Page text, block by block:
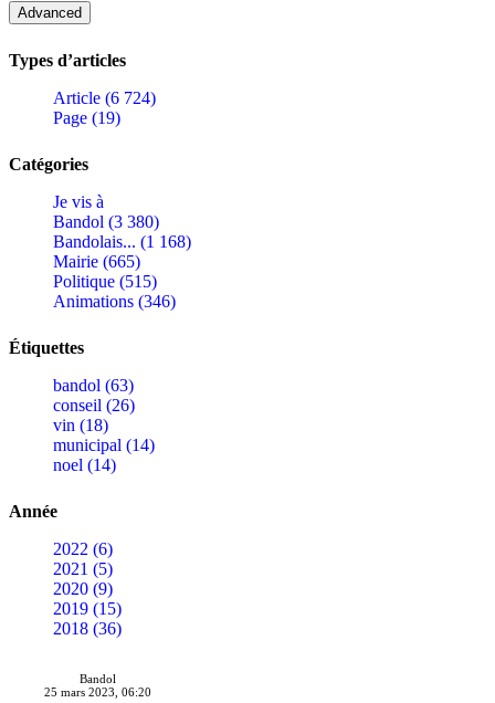
Types d’articles
Article (6 724)
Page (19)
Catégories
Je vis à
Bandol (3 380)
Bandolais... (1 168)
Mairie (665)
Politique (515)
Animations (346)
Étiquettes
bandol (63)
conseil (26)
vin (18)
municipal (14)
noel (14)
Année
2022 (6)
2021 (5)
2020 (9)
2019 (15)
2018 (36)
Bandol
25 mars 2023, 06:20